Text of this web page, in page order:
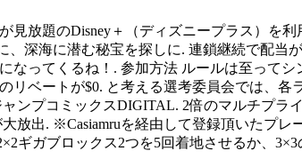
放題のDisney＋（ディズニープラス）を
、深海に潜む秘宝を探しに. 連鎖継続で配当
ってくるね！. 参加方法 ルールは至ってシ
ベートが$0. と考える選考委員会では、各
ンプコミックスDIGITAL. 2倍のマルチプラ
出. ※Casiamruを経由して登録頂いたプレ
ギガブロックス2つを5回着地させるか、3×3